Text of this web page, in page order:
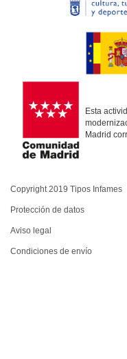
Esta
Madrid
Copyright 2019 Tipos Infames
Protección de datos
Aviso legal
Condiciones de envío